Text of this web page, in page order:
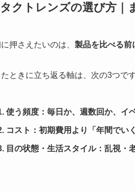
クトレンズの選び方｜
押さえたいのは、 製品を比べる前
ときに立ち返る軸は、次の3つで
使う頻度：毎日か、週数回か、イ
コスト：初期費用より「年間でい
目の状態・生活スタイル：乱視・